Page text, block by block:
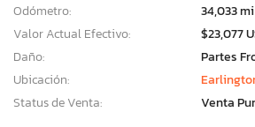
Odómetro:
34,033
Valor Actual Efectivo:
$23,077
Daño:
Partes
Ubicación:
Status de Venta:
Venta